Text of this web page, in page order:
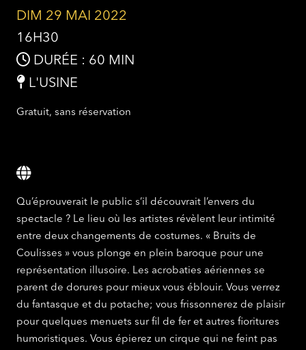
DIM 29 MAI 2022
16H30
DURÉE : 60 MIN
L'USINE
Gratuit, sans réservation
Qu’éprouverait le public s’il découvrait l’envers du
spectacle ? Le lieu où les artistes révèlent leur intimité
entre deux changements de costumes. « Bruits de
Coulisses » vous plonge en plein baroque pour une
représentation illusoire. Les acrobaties aériennes se
parent de dorures pour mieux vous éblouir. Vous verrez
du fantasque et du potache; vous frissonnerez de plaisir
pour quelques menuets sur fil de fer et autres fioritures
humoristiques. Vous épierez un cirque qui ne feint pas